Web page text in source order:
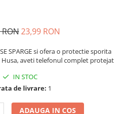
23,99 RON
SPARGE si ofera o protectie sporita
aveti telefonul complet protejat
IN STOC
de livrare: 1
ADAUGA IN COS